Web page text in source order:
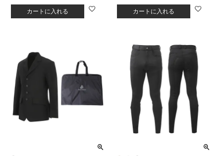
カートに入れる カートに入れる